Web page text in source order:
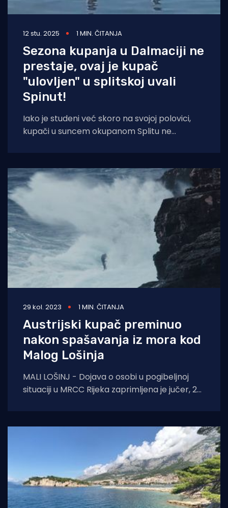
12 stu. 2025 1 MIN. ČITANJA
Sezona kupanja u Dalmaciji ne
prestaje, ovaj je kupač
"ulovljen" u splitskoj uvali
Spinut!
Iako je studeni već skoro na svojoj polovici,
kupači u suncem okupanom Splitu ne
29 kol. 2023 1 MIN. ČITANJA
Austrijski kupač preminuo
nakon spašavanja iz mora kod
Malog Lošinja
MALI LOŠINJ - Dojava o osobi u pogibeljnoj
situaciji u MRCC Rijeka zaprimljena je jučer, 28.